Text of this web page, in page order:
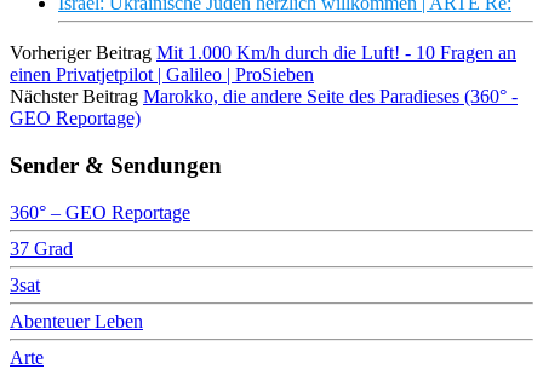
Vorheriger Beitrag Mit 1.000 Km/h durch die Luft! - 10 Fragen an
einen Privatjetpilot | Galileo | ProSieben
Nächster Beitrag Marokko, die andere Seite des Paradieses (360° -
GEO Reportage)
Sender & Sendungen
360° – GEO Reportage
37 Grad
3sat
Abenteuer Leben
Arte